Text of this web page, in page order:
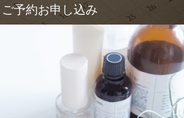
ご予約お申し込み